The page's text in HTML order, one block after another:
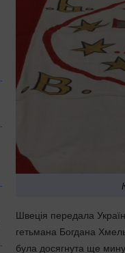
Швеція передала
гетьмана Богдана
була досягнута ще